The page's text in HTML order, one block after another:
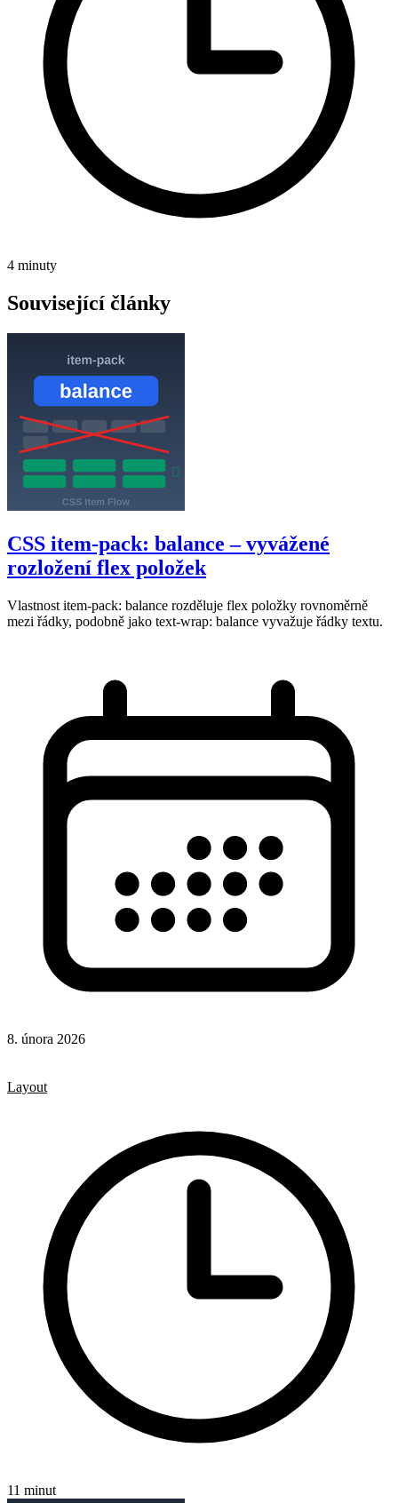
4 minuty
Související články
CSS item-pack: balance – vyvážené
rozložení flex položek
Vlastnost item-pack: balance rozděluje flex položky rovnoměrně
mezi řádky, podobně jako text-wrap: balance vyvažuje řádky textu.
8. února 2026
Layout
11 minut